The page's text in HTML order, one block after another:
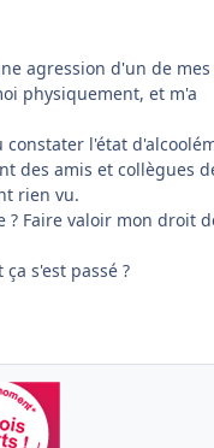
agression d'un de mes
physiquement, et m'a
constater l'état
des amis et collègues
rien vu.
? Faire valoir mon droit
s'est passé ?